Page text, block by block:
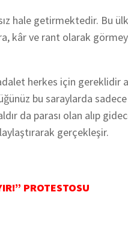
hale getirmektedir. Bu
kâr ve rant olarak
herkes için gereklidir
bu saraylarda
da parası olan alıp
gerçekleşir.
PROTESTOSU